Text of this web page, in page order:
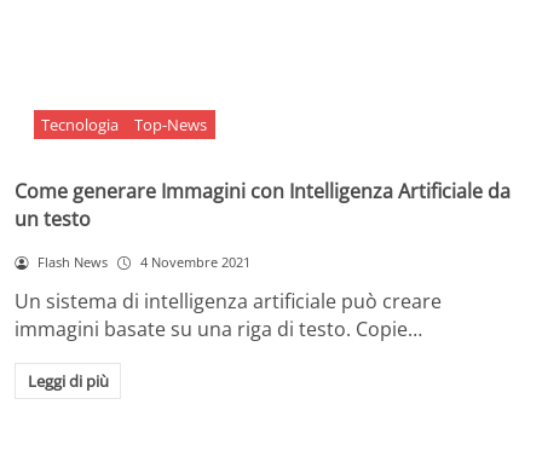
Tecnologia Top-News
Come generare Immagini con Intelligenza Artificiale da
un testo
Flash News 4 Novembre 2021
Un sistema di intelligenza artificiale può creare
immagini basate su una riga di testo. Copie…
Leggi di più